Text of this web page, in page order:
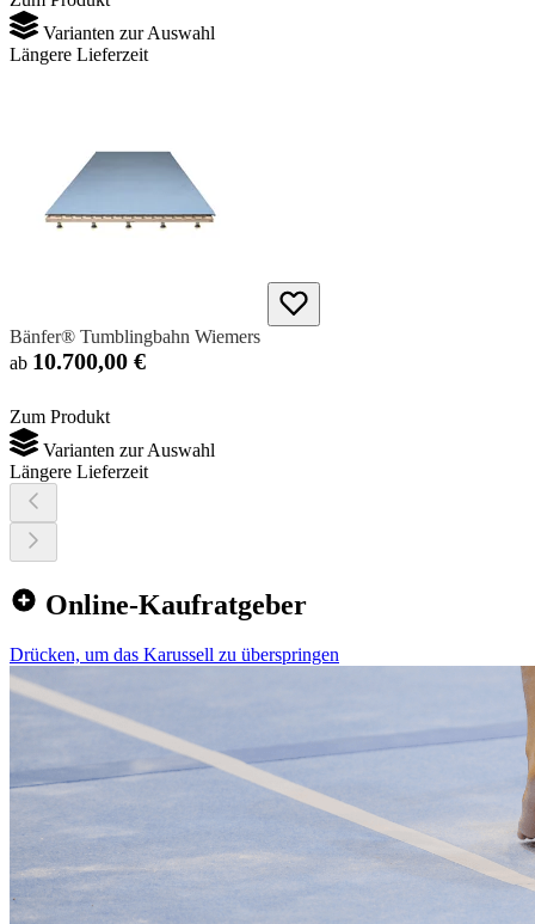
Varianten zur Auswahl
Längere Lieferzeit
Bänfer® Tumblingbahn Wiemers
ab 10.700,00 €
Zum Produkt
Varianten zur Auswahl
Längere Lieferzeit
Online-Kaufratgeber
Drücken, um das Karussell zu überspringen